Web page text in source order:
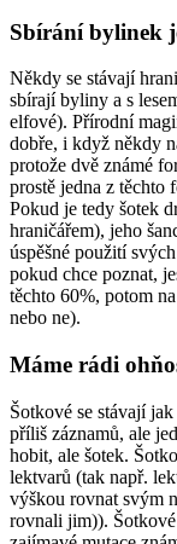
Sbírání bylinek
Někdy se stávají
sbírají byliny a s
elfové). Přírodní
dobře, i když někdy
protože dvě známé
prostě jedna z těchto
Pokud je tedy šotek
hraničářem), jeho
úspěšné použití
pokud chce poznat,
těchto 60%, potom
nebo ne).
Máme rádi
Šotkové se stávají
příliš záznamů, ale
hobit, ale šotek.
lektvarů (tak např.
výškou rovnat svým
rovnali jim)).